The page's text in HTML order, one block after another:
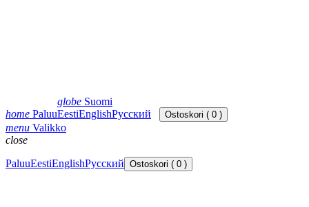
home Paluu
globe Suomi
EestiEnglishРусский Ostoskori ( 0 )
menu Valikko
close
PaluuEestiEnglishРусский Ostoskori ( 0 )